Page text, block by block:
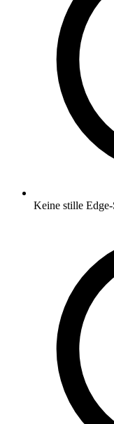
Keine stille